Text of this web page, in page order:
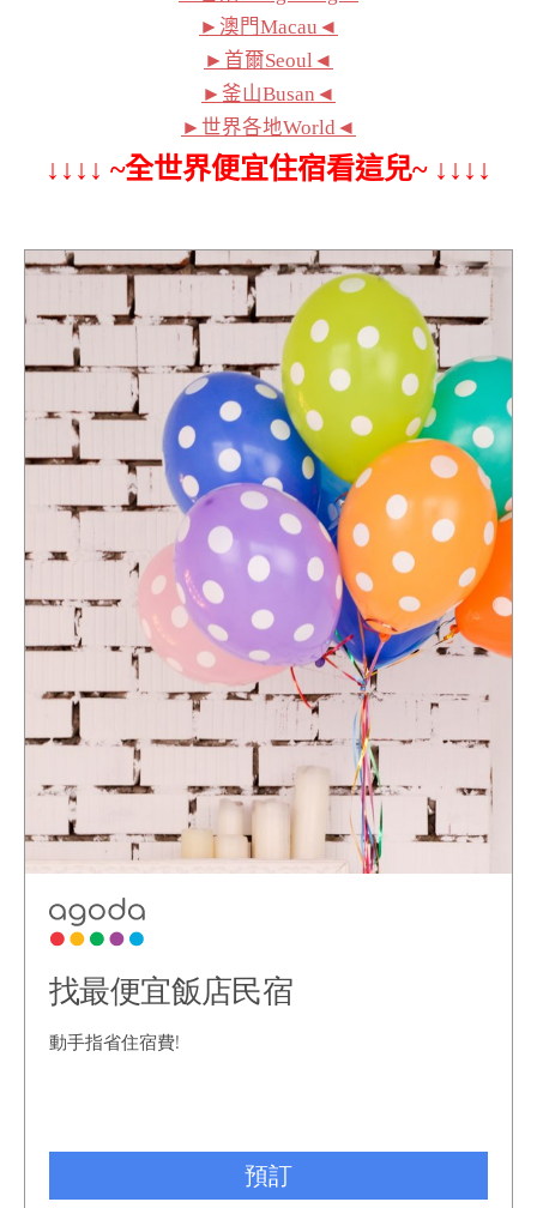
►澳門Macau◄
►首爾Seoul◄
►釜山Busan◄
►世界各地World◄
↓↓↓↓ ~全世界便宜住宿看這兒~ ↓↓↓↓